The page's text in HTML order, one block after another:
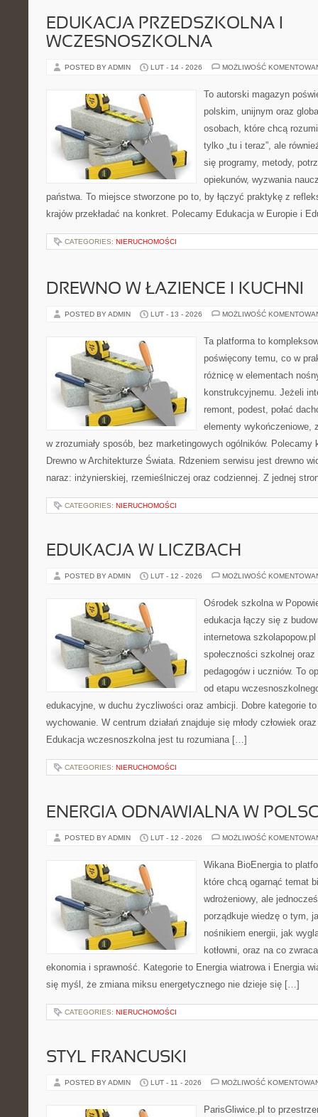
EDUKACJA PRZEDSZKOLNA I
WCZESNOSZKOLNA
POSTED BY ADMIN LUT - 14 - 2026 MOŻLIWOŚĆ
To autorski magazyn
polskim, unijnym oraz
osobach, które chcą
tylko „tu i teraz”, ale
się programy, metody,
opiekunów, wyzwania
państwa. To miejsce stworzone po to, by łączyć praktykę z
krajów przekładać na konkret. Polecamy Edukacja w Europie i
CATEGORIES: NIERUCHOMOŚCI
DREWNO W ŁAZIENCE I KUCHNI
POSTED BY ADMIN LUT - 13 - 2026 MOŻLIWOŚĆ
Ta platforma to
poświęcony temu, co w
różnicę w elementach
konstrukcyjnemu. Jeżeli
remont, podest, połać
elementy wykończeniowe,
w zrozumiały sposób, bez marketingowych ogólników. Polecamy
Drewno w Architekturze Świata. Rdzeniem serwisu jest drewno
naraz: inżynierskiej, rzemieślniczej oraz codziennej. Z jednej
CATEGORIES: NIERUCHOMOŚCI
EDUKACJA W LICZBACH
POSTED BY ADMIN LUT - 12 - 2026 MOŻLIWOŚĆ
Ośrodek szkolna w
edukacja łączy się z
internetowa
społeczności szkolnej
pedagogów i uczniów. To
od etapu
edukacyjne, w duchu życzliwości oraz ambicji. Dobre kategorie
wychowanie. W centrum działań znajduje się młody człowiek
Edukacja wczesnoszkolna jest tu rozumiana […]
CATEGORIES: NIERUCHOMOŚCI
ENERGIA ODNAWIALNA W
POSTED BY ADMIN LUT - 12 - 2026 MOŻLIWOŚĆ
Wikana BioEnergia to
które chcą ogarnąć temat
wdrożeniowy, ale
porządkuje wiedzę o tym,
nośnikiem energii, jak
kotłowni, oraz na co
ekonomia i sprawność. Kategorie to Energia wiatrowa i Energia
się myśl, że zmiana miksu energetycznego nie dzieje się […]
CATEGORIES: NIERUCHOMOŚCI
STYL FRANCUSKI
POSTED BY ADMIN LUT - 11 - 2026 MOŻLIWOŚĆ
ParisGliwice.pl to